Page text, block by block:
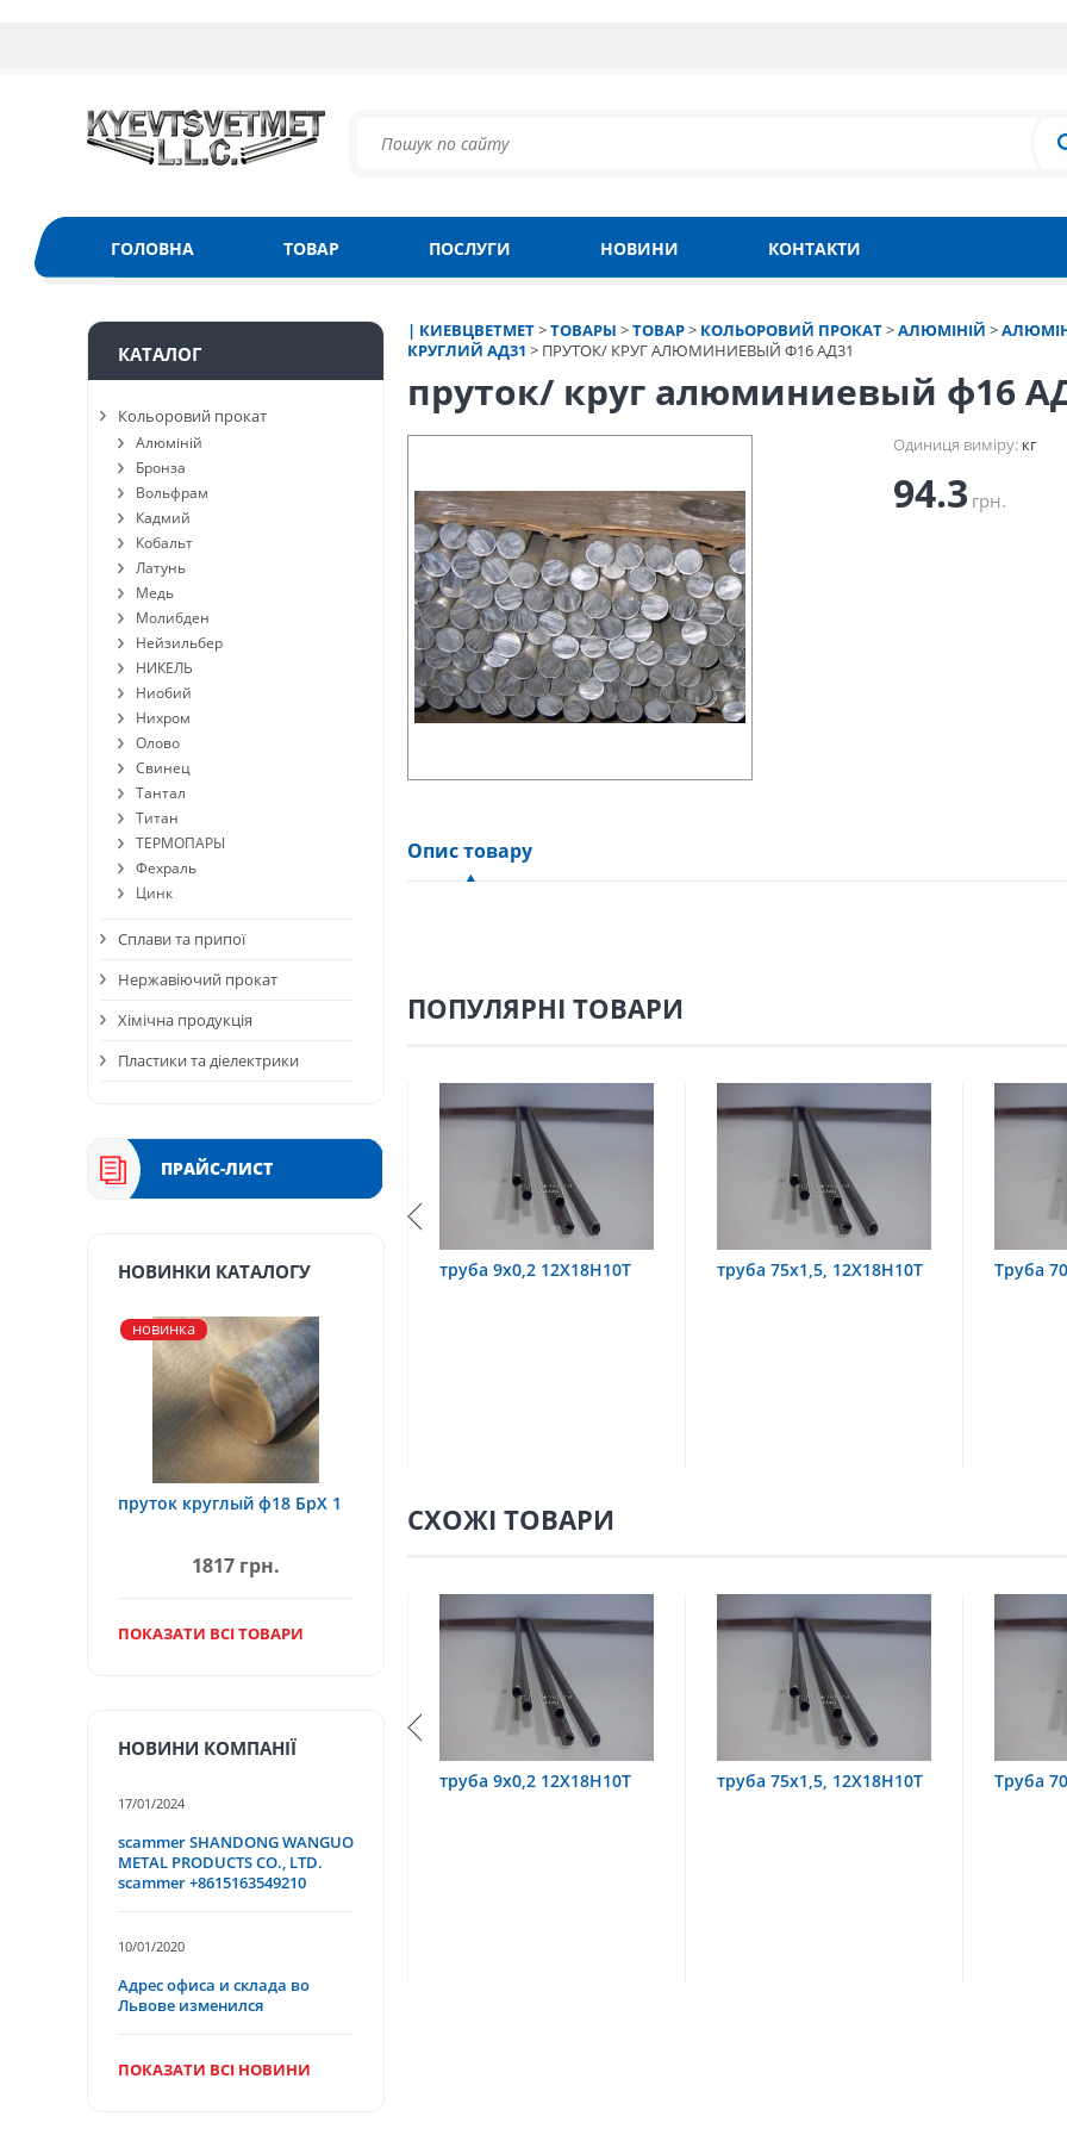
ГОЛОВНА ТОВАР ПОСЛУГИ НОВИНИ КОНТАКТИ
| КИЕВЦВЕТМЕТ>ТОВАРЫ >ТОВАР> КОЛЬОРОВИЙ ПРОКАТ>АЛЮМІНІЙ >
КРУГЛИЙ АД31 > ПРУТОК/ КРУГ АЛЮМИНИЕВЫЙ Ф16 АД31
пруток/ круг алюминиевый ф16
Одиниця виміру:кг
94.3 грн.
Опис товару
ПОПУЛЯРНІ ТОВАРИ
труба 9х0,2 12Х18Н10Т труба 75х1,5, 12Х18Н10Т Труба 70х8 08Х22Н6Т
труба
СХОЖІ ТОВАРИ
труба 75х1,5, 12Х18Н10Т Труба 70х8 08Х22Н6Т
КАТАЛОГ
Кольоровий прокат
Алюміній
Бронза
Вольфрам
Кадмий
Кобальт
Латунь
Медь
Молибден
Нейзильбер
НИКЕЛЬ
Ниобий
Нихром
Олово
Свинец
Тантал
Титан
ТЕРМОПАРЫ
Фехраль
Цинк
Сплави та припої
Нержавіючий прокат
Хімічна продукція
Пластики та діелектрики
ПРАЙС-ЛИСТ
НОВИНКИ КАТАЛОГУ
новинка
пруток круглый ф18 БрХ 1
1817 грн.
ПОКАЗАТИ ВСІ ТОВАРИ
НОВИНИ КОМПАНІЇ
17/01/2024
scammer SHANDONG WANGUO
METAL PRODUCTS CO., LTD.
scammer +8615163549210
10/01/2020
Адрес офиса и склада во
Львове изменился
ПОКАЗАТИ ВСІ НОВИНИ